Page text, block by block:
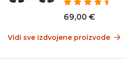
69,00 €
Vidi sve izdvojene proizvode